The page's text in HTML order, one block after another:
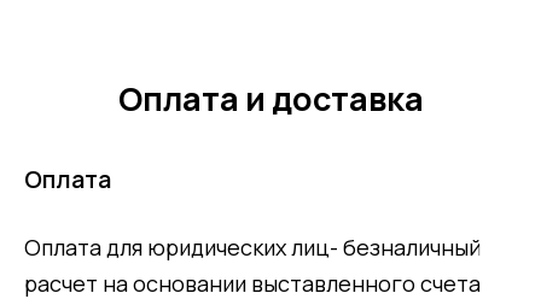
Оплата и доставка
Оплата
Оплата для юридических лиц- безналичный
расчет на основании выставленного счета